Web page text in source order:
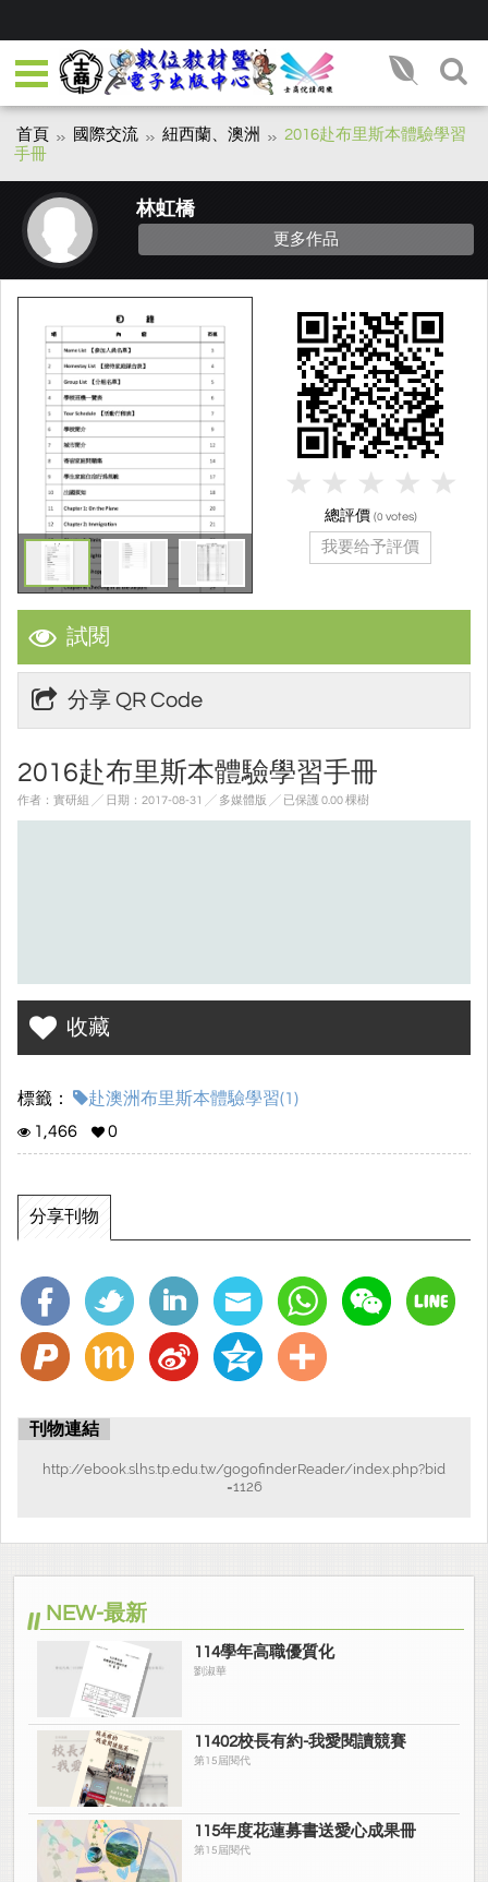
首頁 國際交流 紐西蘭、澳洲
2016赴布里斯本體驗學習
手冊
林虹橋
更多作品
試閱
分享 QR Code
2016赴布里斯本體驗學習手冊
作者：實研組 ╱ 日期：2017-08-31 ╱ 多媒體版 ╱ 已保護 0.00 棵樹
收藏
標籤：
赴澳洲布里斯本體驗學習(1)
1,466
0
分享刊物
刊物連結
http://ebook.slhs.tp.edu.tw/gogofinderReader/index.php?bid
=1126
總評價 (0 votes)
我要给予評價
NEW-最新
114學年高職優質化
劉淑華
11402校長有約-我愛閱讀競賽
第15屆閱代
115年度花蓮募書送愛心成果冊
第15屆閱代